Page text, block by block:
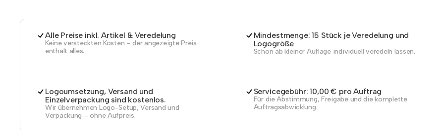
Alle Preise inkl. Artikel & Veredelung
Keine versteckten Kosten – der angezeigte Preis
enthält alles.
Mindestmenge: 15 Stück je Veredelung und
Logogröße
Schon ab kleiner Auflage individuell veredeln lassen.
Logoumsetzung, Versand und
Einzelverpackung sind kostenlos.
Wir übernehmen Logo-Setup, Versand und
Verpackung – ohne Aufpreis.
Servicegebühr: 10,00 € pro Auftrag
Für die Abstimmung, Freigabe und die komplette
Auftragsabwicklung.